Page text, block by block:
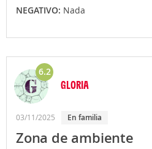
NEGATIVO: Nada
6.2
GLORIA
03/11/2025 En familia
Zona de ambiente